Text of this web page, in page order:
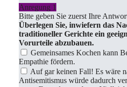
Anregung 1
Bitte geben Sie zuerst Ihre
Überlegen Sie, inwiefern das
traditioneller Gerichte ein
Vorurteile abzubauen.
Gemeinsames Kochen kann
Empathie fördern.
Auf gar keinen Fall! Es wäre
Antisemitismus würde dadurch